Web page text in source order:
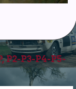
P2-P3-P4-P5-